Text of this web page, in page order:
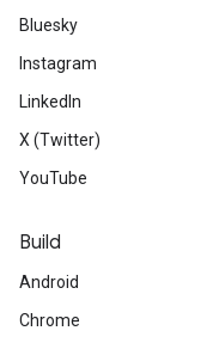
Bluesky
Instagram
LinkedIn
X (Twitter)
YouTube
Build
Android
Chrome